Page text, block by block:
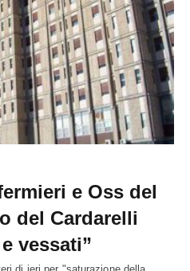
e Oss del
del Cardarelli
vessati”